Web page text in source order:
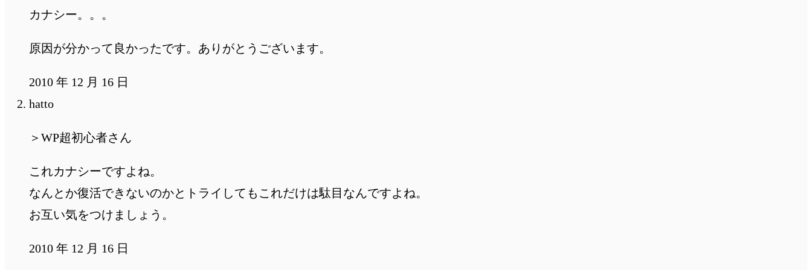
カナシー。。。
原因が分かって良かったです。ありがとうございます。
2010 年 12 月 16 日
hatto
＞WP超初心者さん
これカナシーですよね。
なんとか復活できないのかとトライしてもこれだけは駄目なんですよね。
お互い気をつけましょう。
2010 年 12 月 16 日